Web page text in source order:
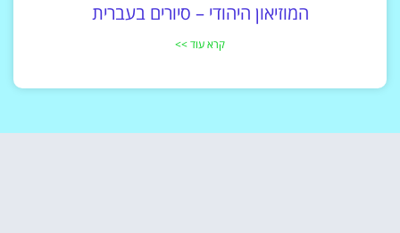
המוזיאון היהודי – סיורים בעברית
קרא עוד >>